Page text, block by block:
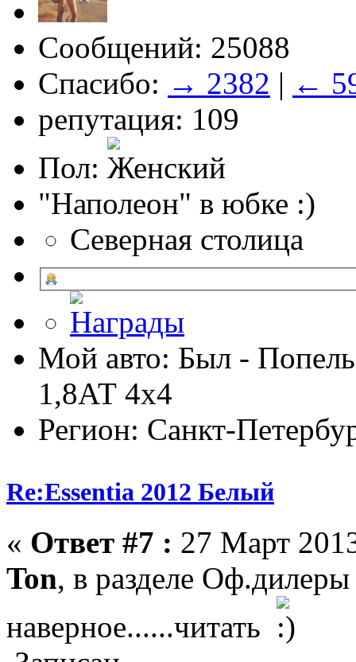
Сообщений: 25088
Спасибо: → 2382 | ←
репутация: 109
Пол:
"Наполеон" в юбке :)
Северная столица
Мой авто: Был -
1,8АТ 4х4
Регион: Санкт-
Re:Essentia 2012 Белый
« Ответ #7 : 27 Март
Ton, в разделе
наверное......читать